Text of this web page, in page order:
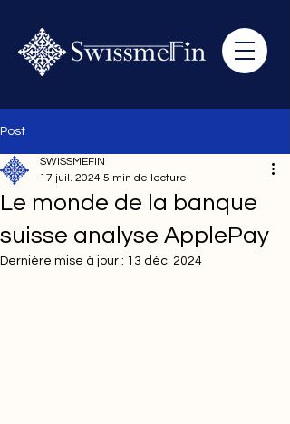
Post
Le monde de la banque
suisse analyse ApplePay
SWISSMEFIN
17 juil. 2024 5 min de lecture
Dernière mise à jour : 13 déc. 2024